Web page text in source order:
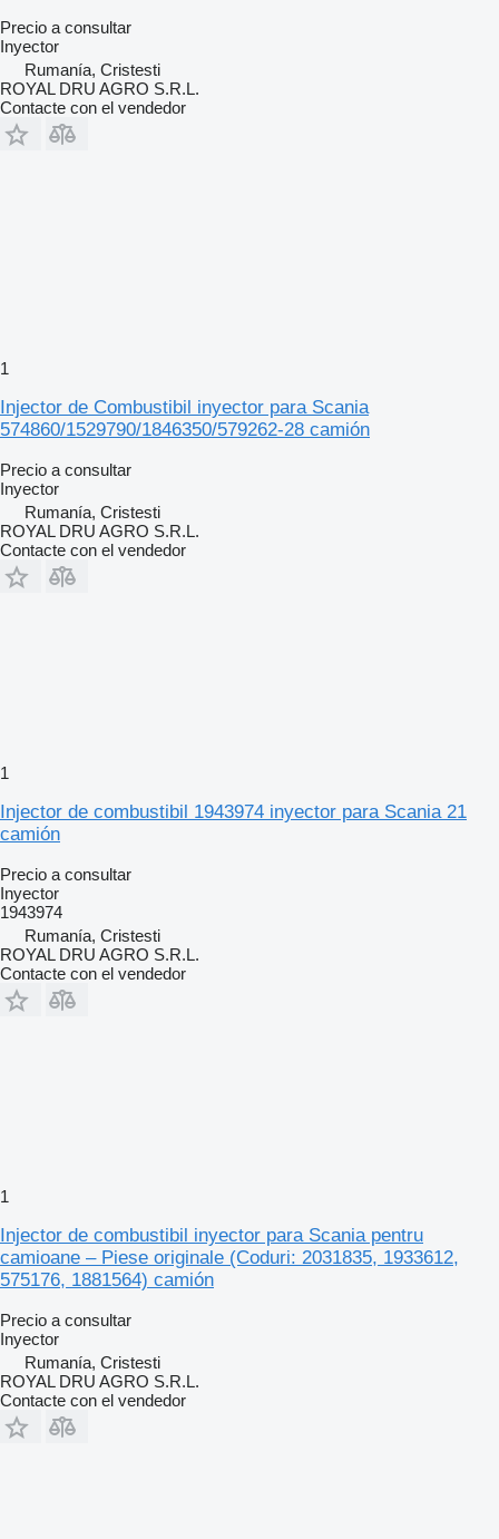
Precio a consultar
Inyector
Rumanía, Cristesti
ROYAL DRU AGRO S.R.L.
Contacte con el vendedor
1
Injector de Combustibil inyector para Scania
574860/1529790/1846350/579262-28 camión
Precio a consultar
Inyector
Rumanía, Cristesti
ROYAL DRU AGRO S.R.L.
Contacte con el vendedor
1
Injector de combustibil 1943974 inyector para Scania 21
camión
Precio a consultar
Inyector
1943974
Rumanía, Cristesti
ROYAL DRU AGRO S.R.L.
Contacte con el vendedor
1
Injector de combustibil inyector para Scania pentru
camioane – Piese originale (Coduri: 2031835, 1933612,
575176, 1881564) camión
Precio a consultar
Inyector
Rumanía, Cristesti
ROYAL DRU AGRO S.R.L.
Contacte con el vendedor